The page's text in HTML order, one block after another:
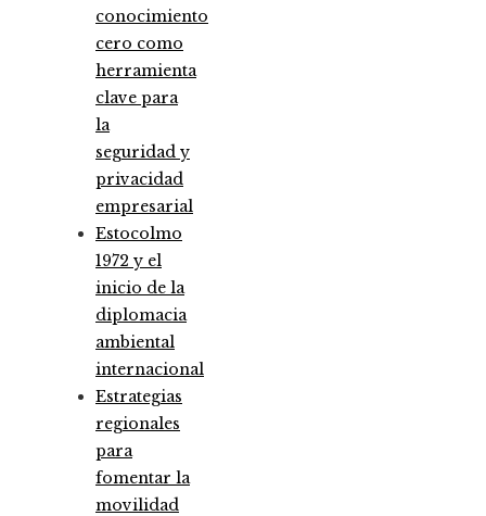
conocimiento
cero como
herramienta
clave para
la
seguridad y
privacidad
empresarial
Estocolmo
1972 y el
inicio de la
diplomacia
ambiental
internacional
Estrategias
regionales
para
fomentar la
movilidad